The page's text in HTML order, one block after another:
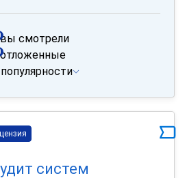
вы смотрели
отложенные
систем